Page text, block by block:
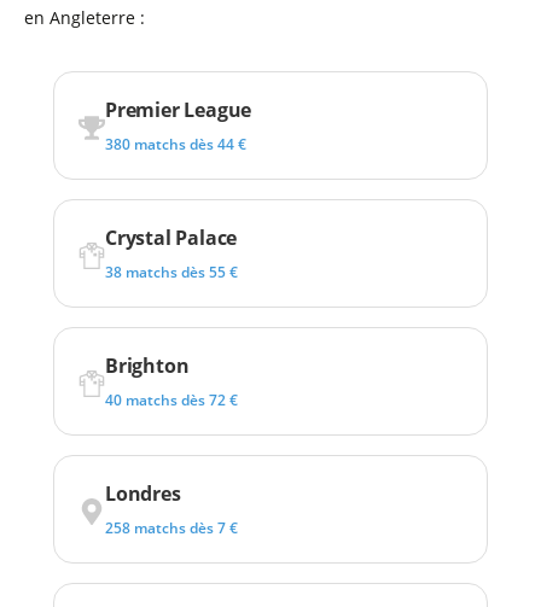
en Angleterre :
Premier League
380 matchs dès 44 €
Crystal Palace
38 matchs dès 55 €
Brighton
40 matchs dès 72 €
Londres
258 matchs dès 7 €